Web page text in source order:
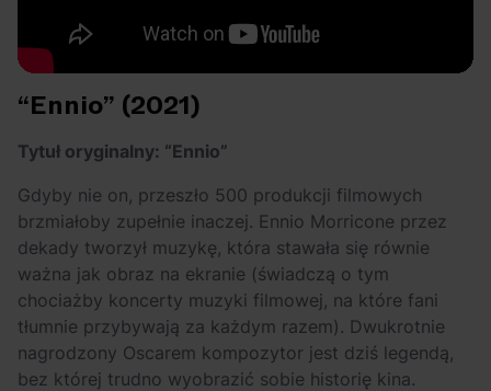
“Ennio” (2021)
Tytuł oryginalny: “Ennio”
Gdyby nie on, przeszło 500 produkcji filmowych
brzmiałoby zupełnie inaczej. Ennio Morricone przez
dekady tworzył muzykę, która stawała się równie
ważna jak obraz na ekranie (świadczą o tym
chociażby koncerty muzyki filmowej, na które fani
tłumnie przybywają za każdym razem). Dwukrotnie
nagrodzony Oscarem kompozytor jest dziś legendą,
bez której trudno wyobrazić sobie historię kina.